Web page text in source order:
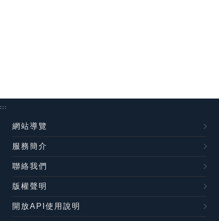
:::
網站導覽
服務簡介
聯絡我們
版權聲明
開放API使用說明